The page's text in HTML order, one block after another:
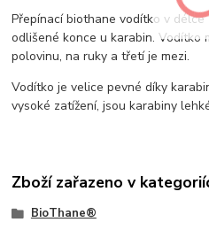
Přepínací biothane vodítko v délce
odlišené konce u karabin. Vodítko
polovinu, na ruky a třetí je mezi.
Vodítko je velice pevné díky
vysoké zatížení, jsou karabiny
Zboží zařazeno v
BioThane®